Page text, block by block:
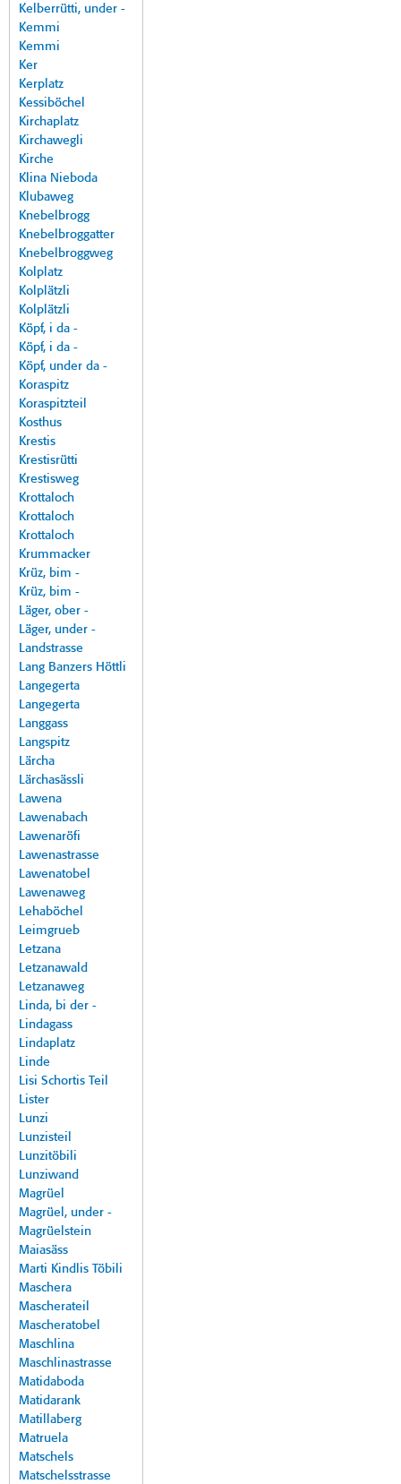
Kelberrütti, under -
Kemmi
Kemmi
Ker
Kerplatz
Kessiböchel
Kirchaplatz
Kirchawegli
Kirche
Klina Nieboda
Klubaweg
Knebelbrogg
Knebelbroggatter
Knebelbroggweg
Kolplatz
Kolplätzli
Kolplätzli
Köpf, i da -
Köpf, i da -
Köpf, under da -
Koraspitz
Koraspitzteil
Kosthus
Krestis
Krestisrütti
Krestisweg
Krottaloch
Krottaloch
Krottaloch
Krummacker
Krüz, bim -
Krüz, bim -
Läger, ober -
Läger, under -
Landstrasse
Lang Banzers Höttli
Langegerta
Langegerta
Langgass
Langspitz
Lärcha
Lärchasässli
Lawena
Lawenabach
Lawenaröfi
Lawenastrasse
Lawenatobel
Lawenaweg
Lehaböchel
Leimgrueb
Letzana
Letzanawald
Letzanaweg
Linda, bi der -
Lindagass
Lindaplatz
Linde
Lisi Schortis Teil
Lister
Lunzi
Lunzisteil
Lunzitöbili
Lunziwand
Magrüel
Magrüel, under -
Magrüelstein
Maiasäss
Marti Kindlis Töbili
Maschera
Mascherateil
Mascheratobel
Maschlina
Maschlinastrasse
Matidaboda
Matidarank
Matillaberg
Matruela
Matschels
Matschelsstrasse